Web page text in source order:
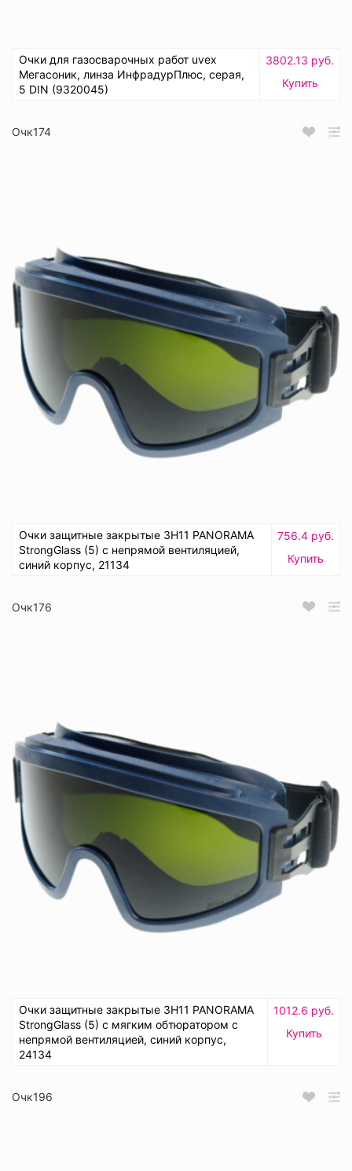
Очки для газосварочных работ uvex
Мегасоник, линза ИнфрадурПлюс, серая,
5 DIN (9320045)
3802.13 руб.
Купить
Очк174
Очки защитные закрытые ЗН11 PANORAMA
StrongGlass (5) с непрямой вентиляцией,
синий корпус, 21134
756.4 руб.
Купить
Очк176
Очки защитные закрытые ЗН11 PANORAMA
StrongGlass (5) с мягким обтюратором с
непрямой вентиляцией, синий корпус,
24134
1012.6 руб.
Купить
Очк196